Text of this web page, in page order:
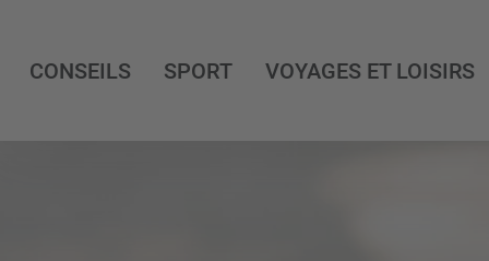
CONSEILS SPORT VOYAGES ET LOISIRS